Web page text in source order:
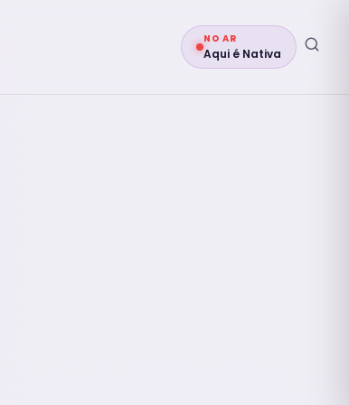
NO AR
Aqui é Nativa